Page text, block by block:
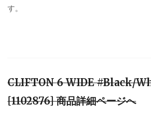
す。
CLIFTON 6 WIDE #Black/
[1102876] 商品詳細ページへ